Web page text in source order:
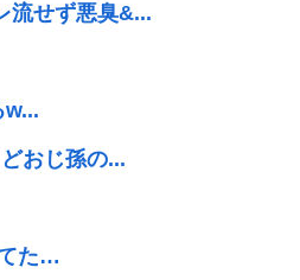
流せず悪臭&...
w...
おじ孫の...
た…